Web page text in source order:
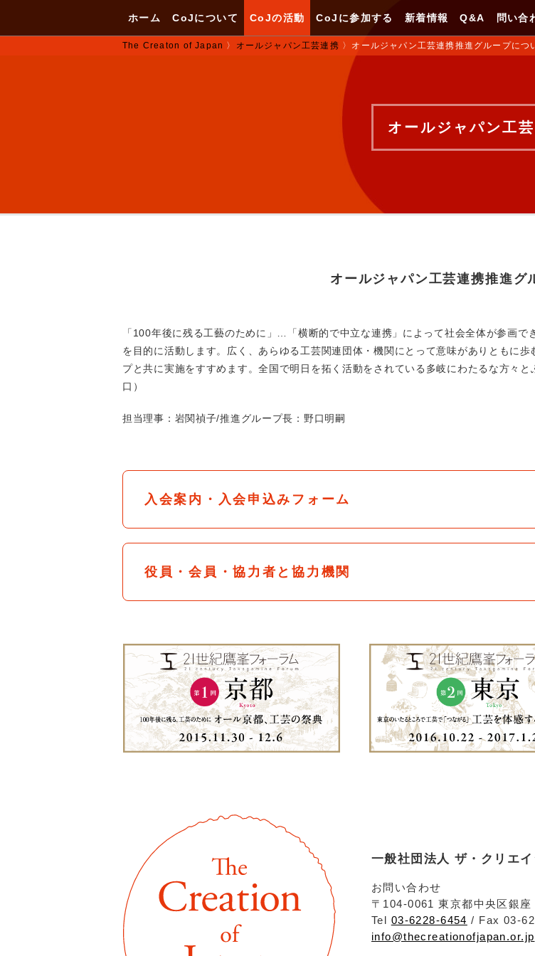
ホーム CoJについて CoJの活動 CoJに参加する 新着情報 Q&A 問い合
The Creaton of Japan 〉 オールジャパン工芸連携 〉 オールジャパン工芸連携推進グループにつ
オールジャパン工
オールジャパン工芸連携推進グ
「100年後に残る工藝のために」…「横断的で中立な連携」によって社会全体が参画
を目的に活動します。広く、あらゆる工芸関連団体・機関にとって意味がありともに
プと共に実施をすすめます。全国で明日を拓く活動をされている多岐にわたるな方々
口）
担当理事：岩関禎子/推進グループ長：野口明嗣
入会案内・入会申込みフォーム
役員・会員・協力者と協力機関
一般社団法人 ザ・クリエ
お問い合わせ
〒104-0061 東京都中央区銀
Tel 03-6228-6454 / Fax 03-
info@thecreationofjapan.or.jp